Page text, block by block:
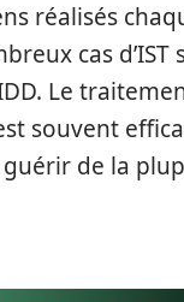
réalisés
cas
Le
souvent
de la